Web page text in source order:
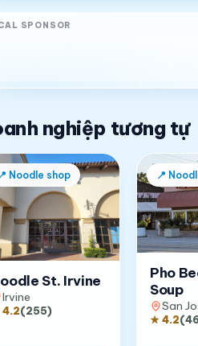
SPONSOR
nghiệp tương tự
Noodle shop
St. Irvine
Irvine
4.2(255)
📍
Pho
Soup
San
★4.2(46